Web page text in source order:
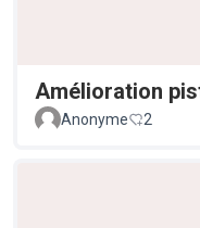
Amélioration
Anonyme
2